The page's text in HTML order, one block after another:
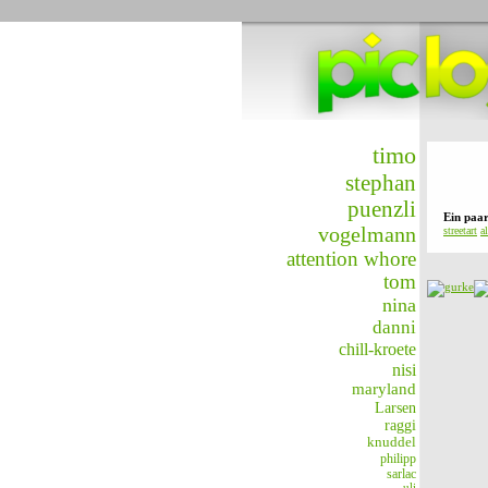
timo
stephan
puenzli
vogelmann
attention whore
tom
nina
danni
chill-kroete
nisi
maryland
Larsen
raggi
knuddel
philipp
sarlac
Ein
streetart